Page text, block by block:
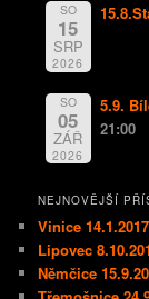
SO
15
SRP
2026
SO
05
ZÁŘ
2026
5.9.
21:00
NEJNOVĚJŠÍ
Vinice 14.1.2017
Lipovec
Němčice